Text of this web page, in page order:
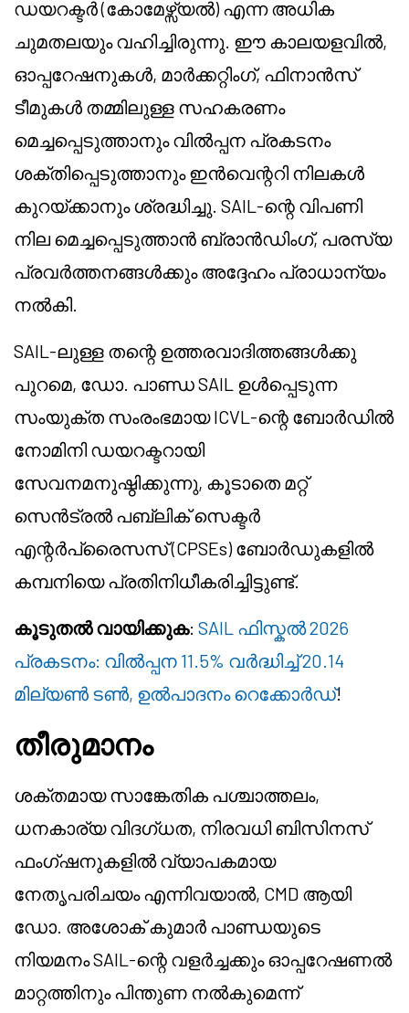
ഡയറക്ടർ (കോമേഴ്സ്യൽ) എന്ന അധിക
ചുമതലയും വഹിച്ചിരുന്നു. ഈ കാലയളവിൽ,
ഓപ്പറേഷനുകൾ, മാർക്കറ്റിംഗ്, ഫിനാൻസ്
ടീമുകൾ തമ്മിലുള്ള സഹകരണം
മെച്ചപ്പെടുത്താനും വിൽപ്പന പ്രകടനം
ശക്തിപ്പെടുത്താനും ഇൻവെന്ററി നിലകൾ
കുറയ്ക്കാനും ശ്രദ്ധിച്ചു. SAIL-ന്റെ വിപണി
നില മെച്ചപ്പെടുത്താൻ ബ്രാൻഡിംഗ്, പരസ്യ
പ്രവർത്തനങ്ങൾക്കും അദ്ദേഹം പ്രാധാന്യം
നൽകി.
SAIL-ലുള്ള തന്റെ ഉത്തരവാദിത്തങ്ങൾക്കു
പുറമെ, ഡോ. പാണ്ഡ SAIL ഉൾപ്പെടുന്ന
സംയുക്ത സംരംഭമായ ICVL-ന്റെ ബോർഡിൽ
നോമിനി ഡയറക്ടറായി
സേവനമനുഷ്ഠിക്കുന്നു, കൂടാതെ മറ്റ്
സെൻട്രൽ പബ്ലിക് സെക്ടർ
എന്റർപ്രൈസസ് (CPSEs) ബോർഡുകളിൽ
കമ്പനിയെ പ്രതിനിധീകരിച്ചിട്ടുണ്ട്.
കൂടുതൽ വായിക്കുക: SAIL ഫിസ്കൽ 2026
പ്രകടനം: വിൽപ്പന 11.5% വർദ്ധിച്ച് 20.14
മില്യൺ ടൺ, ഉൽപാദനം റെക്കോർഡ്!
തീരുമാനം
ശക്തമായ സാങ്കേതിക പശ്ചാത്തലം,
ധനകാര്യ വിദഗ്ധത, നിരവധി ബിസിനസ്
ഫംഗ്ഷനുകളിൽ വ്യാപകമായ
നേതൃപരിചയം എന്നിവയാൽ, CMD ആയി
ഡോ. അശോക് കുമാർ പാണ്ഡയുടെ
നിയമനം SAIL-ന്റെ വളർച്ചക്കും ഓപ്പറേഷണൽ
മാറ്റത്തിനും പിന്തുണ നൽകുമെന്ന്